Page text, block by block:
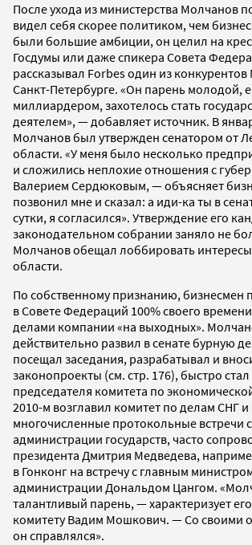
После ухода из министерства Молчанов
видел себя скорее политиком, чем
были большие амбиции, он целил на
Госдумы или даже спикера Совета
рассказывал Forbes один из
Санкт-Петербурге. «Он парень молодой,
миллиардером, захотелось стать
деятелем», — добавляет источник. В
Молчанов был утвержден сенатором от
области. «У меня было несколько
и сложились неплохие отношения с
Валерием Сердюковым, — объясняет
позвонил мне и сказал: а иди-ка ты в
сутки, я согласился». Утверждение его
законодательном собрании заняло не
Молчанов обещал лоббировать
области.
По собственному признанию, бизнесмен
в Совете Федераций 100% своего
делами компании «на выходных».
действительно развил в сенате бурную
посещал заседания, разрабатывал и
законопроекты (см. стр. 176), быстро
председателя комитета по
2010-м возглавил комитет по делам СНГ
многочисленные протокольные встречи
администрации государств, часто
президента Дмитрия Медведева,
в Гонконг на встречу с главным
администрации Дональдом Цангом.
талантливый парень, — характеризует
комитету Вадим Мошкович. — Со своими
он справлялся».